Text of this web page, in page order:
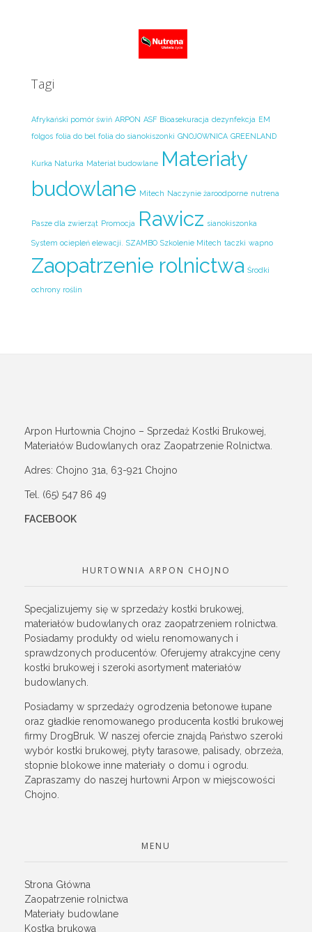
Tagi
Afrykański pomór świń ARPON ASF Bioasekuracja dezynfekcja EM
folgos folia do bel folia do sianokiszonki GNOJOWNICA GREENLAND
Kurka Naturka Materiał budowlane Materiały
budowlane Mitech Naczynie żaroodporne nutrena
Pasze dla zwierząt Promocja Rawicz sianokiszonka
System ociepleń elewacji. SZAMBO Szkolenie Mitech taczki wapno
Zaopatrzenie rolnictwa Środki
ochrony roślin
Arpon Hurtownia Chojno – Sprzedaż Kostki Brukowej,
Materiałów Budowlanych oraz Zaopatrzenie Rolnictwa.
Adres: Chojno 31a, 63-921 Chojno
Tel. (65) 547 86 49
FACEBOOK
HURTOWNIA ARPON CHOJNO
Specjalizujemy się w sprzedaży kostki brukowej,
materiałów budowlanych oraz zaopatrzeniem rolnictwa.
Posiadamy produkty od wielu renomowanych i
sprawdzonych producentów. Oferujemy atrakcyjne ceny
kostki brukowej i szeroki asortyment materiałów
budowlanych.
Posiadamy w sprzedaży ogrodzenia betonowe łupane
oraz gładkie renomowanego producenta kostki brukowej
firmy DrogBruk. W naszej ofercie znajdą Państwo szeroki
wybór kostki brukowej, płyty tarasowe, palisady, obrzeża,
stopnie blokowe inne materiały o domu i ogrodu.
Zapraszamy do naszej hurtowni Arpon w miejscowości
Chojno.
MENU
Strona Główna
Zaopatrzenie rolnictwa
Materiały budowlane
Kostka brukowa